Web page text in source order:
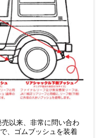
以来、非常に問い合わ
、ゴムブッシュを装着